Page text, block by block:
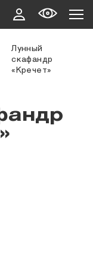
Лунный
скафандр
«Кречет»